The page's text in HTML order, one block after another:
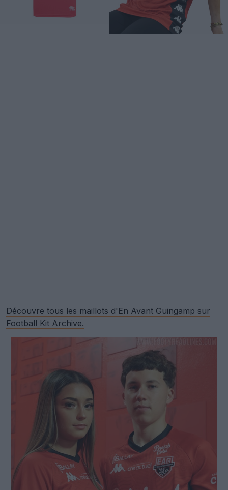
Découvre tous les maillots d'En Avant Guingamp sur
Football Kit Archive.